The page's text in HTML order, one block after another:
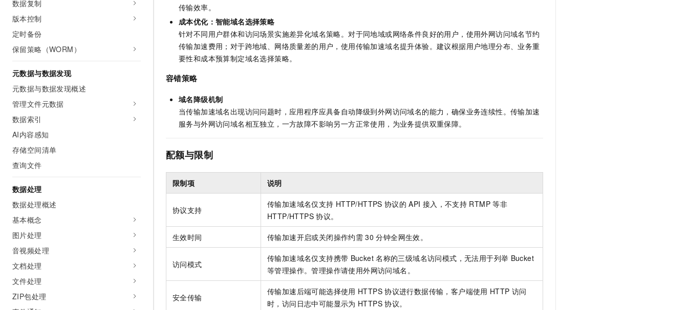
数据复制
版本控制
定时备份
保留策略（WORM）
元数据与数据发现
元数据与数据发现概述
管理文件元数据
数据索引
AI内容感知
存储空间清单
查询文件
数据处理
数据处理概述
基本概念
图片处理
音视频处理
文档处理
文件处理
ZIP包处理
传输效率。
成本优化：智能域名选择策略
针对不同用户群体和访问场景实施差异化域名策略。对于同地域或网络条件良好的用户，使用外网访问域名节约
传输加速费用；对于跨地域、网络质量差的用户，使用传输加速域名提升体验。建议根据用户地理分布、业务重
要性和成本预算制定域名选择策略。
容错策略
域名降级机制
当传输加速域名出现访问问题时，应用程序应具备自动降级到外网访问域名的能力，确保业务连续性。传输加速
服务与外网访问域名相互独立，一方故障不影响另一方正常使用，为业务提供双重保障。
配额与限制
限制项 说明
协议支持
传输加速域名仅支持 HTTP/HTTPS 协议的 API 接入，不支持 RTMP 等非
HTTP/HTTPS 协议。
生效时间 传输加速开启或关闭操作约需 30 分钟全网生效。
访问模式
传输加速域名仅支持携带 Bucket 名称的三级域名访问模式，无法用于列举 Bucket
等管理操作。管理操作请使用外网访问域名。
安全传输
传输加速后端可能选择使用 HTTPS 协议进行数据传输，客户端使用 HTTP 访问
时，访问日志中可能显示为 HTTPS 协议。